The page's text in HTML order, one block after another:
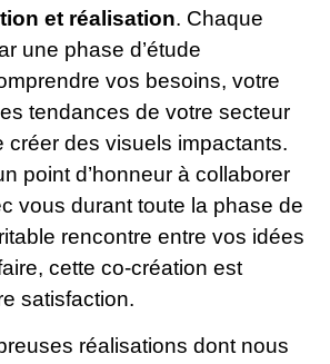
et réalisation. Chaque
une phase d’étude
vos besoins, votre
tendances de votre secteur
créer des visuels impactants.
point d’honneur à collaborer
vous durant toute la phase de
rencontre entre vos idées
cette co-création est
satisfaction.
réalisations dont nous